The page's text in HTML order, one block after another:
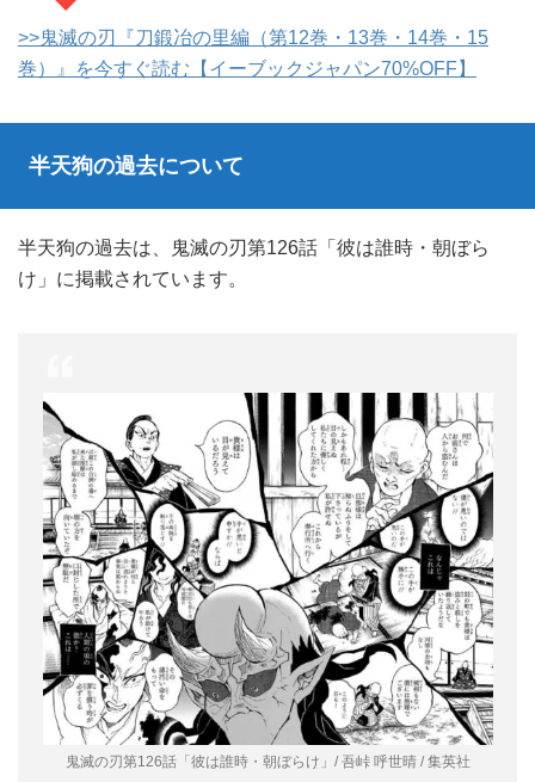
>>鬼滅の刃『刀鍛冶の里編（第12巻・13巻・14巻・15
巻）』を今すぐ読む【イーブックジャパン70%OFF】
半天狗の過去について
半天狗の過去は、鬼滅の刃第126話「彼は誰時・朝ぼら
け」に掲載されています。
鬼滅の刃第126話「彼は誰時・朝ぼらけ」/ 吾峠 呼世晴 / 集英社